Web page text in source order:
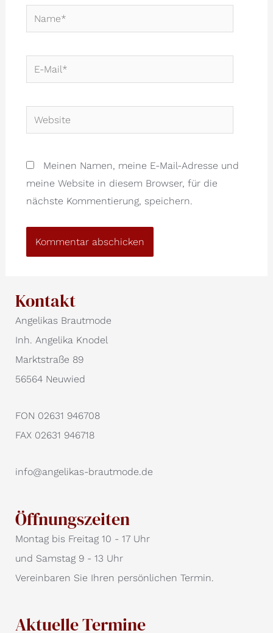
Name*
E-
Mail*
Website
Meinen Namen, meine E-Mail-Adresse und
meine Website in diesem Browser, für die
nächste Kommentierung, speichern.
Kontakt
Angelikas Brautmode
Inh. Angelika Knodel
Marktstraße 89
56564 Neuwied
FON 02631 946708
FAX 02631 946718
info@angelikas-brautmode.de
Öffnungszeiten
Montag bis Freitag 10 - 17 Uhr
und Samstag 9 - 13 Uhr
Vereinbaren Sie Ihren persönlichen Termin.
Aktuelle Termine